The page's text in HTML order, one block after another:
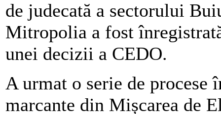
de judecată a sectorului
Mitropolia a fost
unei decizii a CEDO.
A urmat o serie de procese
marcante din Mișcarea de